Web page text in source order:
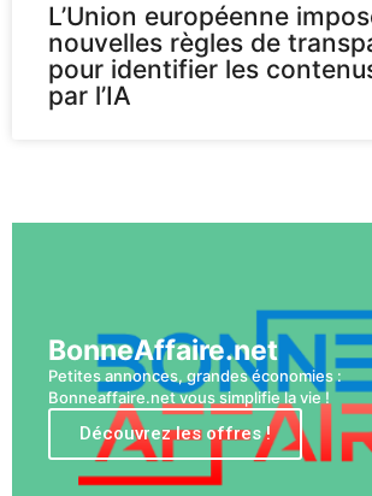
L’Union européenne
nouvelles règles de
pour identifier les
par l’IA
BonneAffaire.net
Petites annonces, grandes économies :
Bonneaffaire.net vous simplifie la vie !
Découvrez les offres !